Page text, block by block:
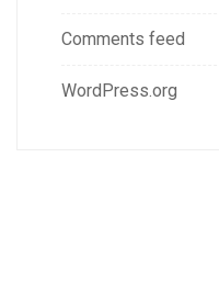
Comments feed
WordPress.org